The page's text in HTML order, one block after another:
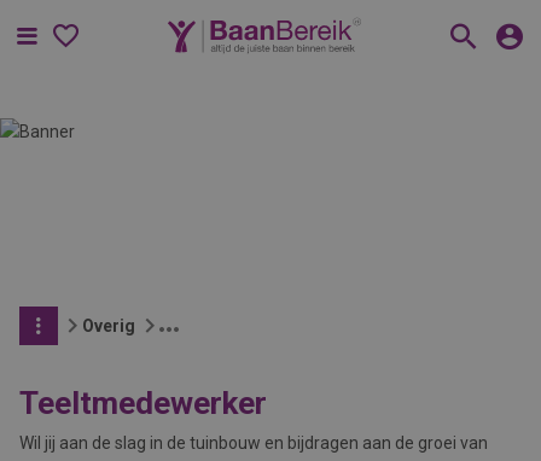
Menu
Overig
Teeltmedewerker
Wil jij aan de slag in de tuinbouw en bijdragen aan de groei van